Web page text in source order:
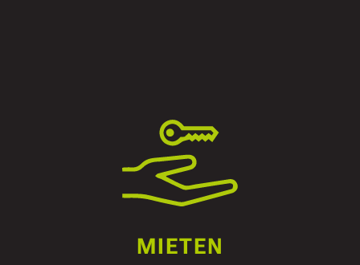
MIETEN